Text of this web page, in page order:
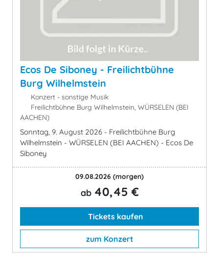
Ecos De Siboney - Freilichtbühne
Burg Wilhelmstein
Konzert - sonstige Musik
Freilichtbühne Burg Wilhelmstein, WÜRSELEN (BEI
AACHEN)
Sonntag, 9. August 2026 - Freilichtbühne Burg
Wilhelmstein - WÜRSELEN (BEI AACHEN) - Ecos De
Siboney
09.08.2026 (morgen)
ab 40,45 €
Tickets kaufen
zum Konzert